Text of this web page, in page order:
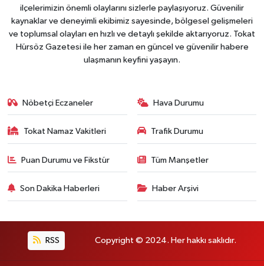
ilçelerimizin önemli olaylarını sizlerle paylaşıyoruz. Güvenilir
kaynaklar ve deneyimli ekibimiz sayesinde, bölgesel gelişmeleri
ve toplumsal olayları en hızlı ve detaylı şekilde aktarıyoruz. Tokat
Hürsöz Gazetesi ile her zaman en güncel ve güvenilir habere
ulaşmanın keyfini yaşayın.
Nöbetçi Eczaneler Hava Durumu
Tokat Namaz Vakitleri Trafik Durumu
Puan Durumu ve Fikstür Tüm Manşetler
Son Dakika Haberleri Haber Arşivi
RSS Copyright © 2024. Her hakkı saklıdır.